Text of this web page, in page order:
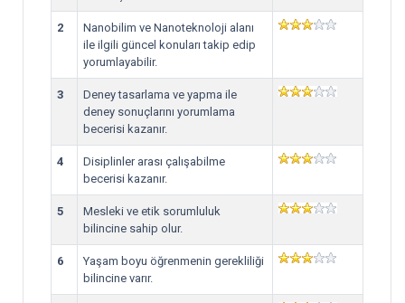
2
Nanobilim ve Nanoteknoloji alanı
ile ilgili güncel konuları takip edip
yorumlayabilir.
3
Deney tasarlama ve yapma ile
deney sonuçlarını yorumlama
becerisi kazanır.
4
Disiplinler arası çalışabilme
becerisi kazanır.
5
Mesleki ve etik sorumluluk
bilincine sahip olur.
6
Yaşam boyu öğrenmenin gerekliliği
bilincine varır.